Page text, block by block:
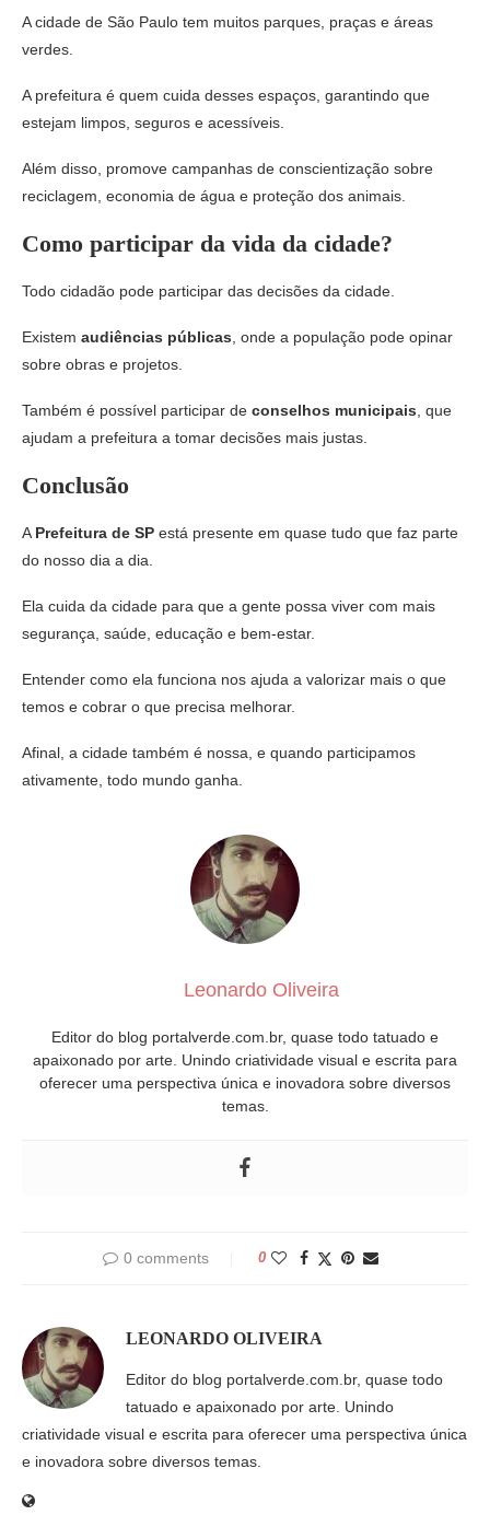
A cidade de São Paulo tem muitos parques, praças e áreas
verdes.
A prefeitura é quem cuida desses espaços, garantindo que
estejam limpos, seguros e acessíveis.
Além disso, promove campanhas de conscientização sobre
reciclagem, economia de água e proteção dos animais.
Como participar da vida da cidade?
Todo cidadão pode participar das decisões da cidade.
Existem audiências públicas , onde a população pode opinar
sobre obras e projetos.
Também é possível participar de conselhos municipais , que
ajudam a prefeitura a tomar decisões mais justas.
Conclusão
A Prefeitura de SP está presente em quase tudo que faz parte
do nosso dia a dia.
Ela cuida da cidade para que a gente possa viver com mais
segurança, saúde, educação e bem-estar.
Entender como ela funciona nos ajuda a valorizar mais o que
temos e cobrar o que precisa melhorar.
Afinal, a cidade também é nossa, e quando participamos
ativamente, todo mundo ganha.
Leonardo Oliveira
Editor do blog portalverde.com.br, quase todo tatuado e
apaixonado por arte. Unindo criatividade visual e escrita para
oferecer uma perspectiva única e inovadora sobre diversos
temas.
0 comments 0
LEONARDO OLIVEIRA
Editor do blog portalverde.com.br, quase todo
tatuado e apaixonado por arte. Unindo
criatividade visual e escrita para oferecer uma perspectiva única
e inovadora sobre diversos temas.